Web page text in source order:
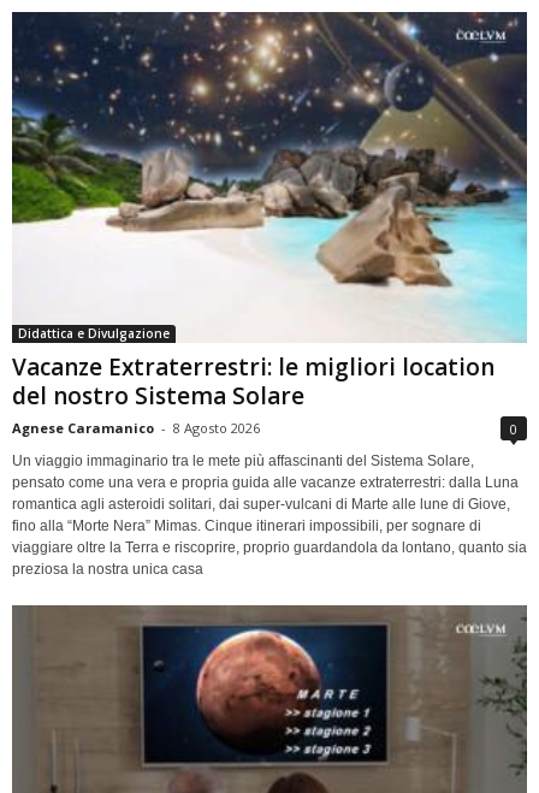
Didattica e Divulgazione
Vacanze Extraterrestri: le migliori location
del nostro Sistema Solare
Agnese Caramanico - 8 Agosto 2026 0
Un viaggio immaginario tra le mete più affascinanti del Sistema Solare,
pensato come una vera e propria guida alle vacanze extraterrestri: dalla Luna
romantica agli asteroidi solitari, dai super-vulcani di Marte alle lune di Giove,
fino alla “Morte Nera” Mimas. Cinque itinerari impossibili, per sognare di
viaggiare oltre la Terra e riscoprire, proprio guardandola da lontano, quanto sia
preziosa la nostra unica casa